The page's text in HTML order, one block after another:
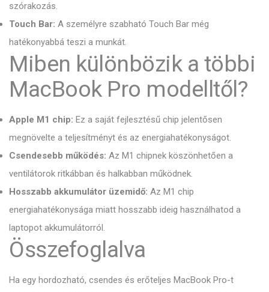
szórakozás.
Touch Bar: A személyre szabható Touch Bar még
hatékonyabbá teszi a munkát.
Miben különbözik a többi
MacBook Pro modelltől?
Apple M1 chip: Ez a saját fejlesztésű chip jelentősen
megnövelte a teljesítményt és az energiahatékonyságot.
Csendesebb működés: Az M1 chipnek köszönhetően a
ventilátorok ritkábban és halkabban működnek.
Hosszabb akkumulátor üzemidő: Az M1 chip
energiahatékonysága miatt hosszabb ideig használhatod a
laptopot akkumulátorról.
Összefoglalva
Ha egy hordozható, csendes és erőteljes MacBook Pro-t